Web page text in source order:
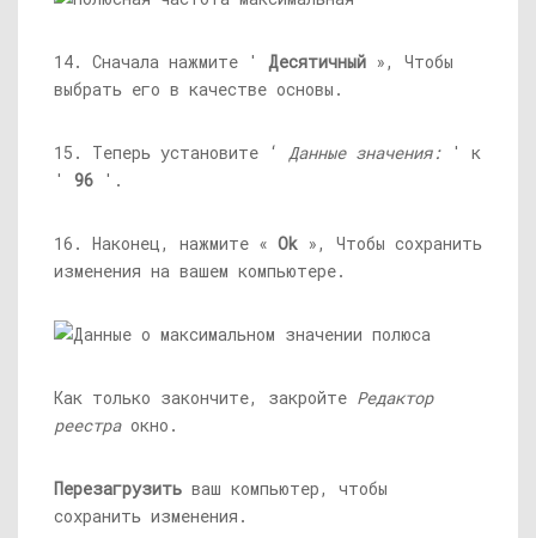
14. Сначала нажмите ' Десятичный », Чтобы
выбрать его в качестве основы.
15. Теперь установите ‘ Данные значения: ' к
' 96 '.
16. Наконец, нажмите « Ok », Чтобы сохранить
изменения на вашем компьютере.
Как только закончите, закройте Редактор
реестраокно.
Перезагрузить ваш компьютер, чтобы
сохранить изменения.